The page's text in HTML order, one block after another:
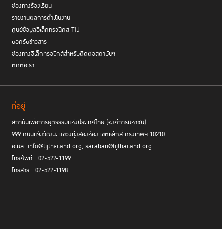
3. คนที่ถูกลืม
เมื่อครอบครัวละเลย โรงเรียนจะเป็น
ครูสังเกตว่าเด็กคนหนึ่งใส่เสื้อกันหนาวตัวเดิมทุกวัน สะพายกระเป๋าที่สายขาด
และมีกลิ่นตัวแรง เป็นระยะเวลานาน จนเพื่อนเริ่มนั่งใกล้ ๆ ไม่ได้ ครูจึงเข้าไป
สอบถาม ตอนแรกเด็กไม่ยอมบอกเล่าให้ครูฟัง แต่ครูยังค่อย ๆ ถามและ
ติดตาม พบว่าเด็กไม่ได้รับการดูแลอย่างเหมาะสมจากที่บ้าน บางวันหลังเลิก
เรียนก็ไม่มีคนมารับ และต้องใช้ชีวิตอยู่หน้าห้างสรรพสินค้า ครูจึงประสานครู
ช่องทางร้องเรียน
รายงานผลการดำเนินงาน
ศูนย์ข้อมูลอิเล็กทรอนิกส์ TIJ
บอกรับข่าวสาร
ช่องทางอิเล็กทรอนิกส์สำหรับติดต่อสถาบันฯ
ติดต่อเรา
ที่อยู่
สถาบันเพื่อการยุติธรรมแห่งประเทศไทย (องค์การมหาชน)
999 ถนนแจ้งวัฒนะ แขวงทุ่งสองห้อง เขตหลักสี่ กรุงเทพฯ 10210
อีเมล: info@tijthailand.org, saraban@tijthailand.org
โทรศัพท์ : 02-522-1199
โทรสาร : 02-522-1198